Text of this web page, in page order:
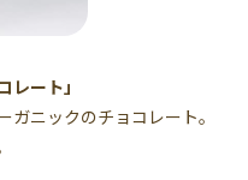
ート」
ニックのチョコレート。